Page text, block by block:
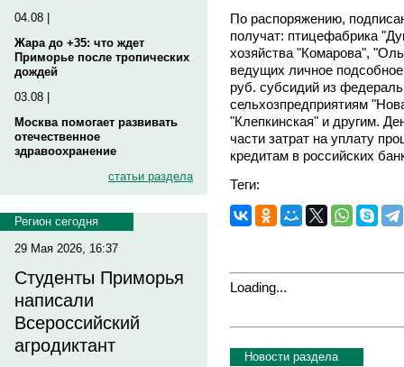
04.08 |
Жара до +35: что ждет
Приморье после тропических
дождей
03.08 |
Москва помогает развивать
отечественное
здравоохранение
статьи раздела
Регион сегодня
29 Мая 2026, 16:37
Студенты Приморья
написали
Всероссийский
агродиктант
По распоряжению,
получат: птицефабрика
хозяйства "Комарова",
ведущих личное
руб. субсидий из
сельхозпредприятиям
"Клепкинская" и другим.
части затрат на уплату
кредитам в российских
Теги:
Loading...
Новости раздела